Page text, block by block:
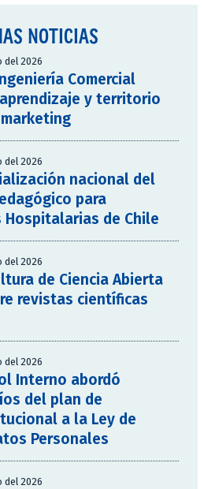
NOTICIAS
del 2026
Comercial
aprendizaje y territorio
del 2026
nacional del
para
Hospitalarias de Chile
del 2026
de Ciencia Abierta
revistas científicas
del 2026
Interno abordó
del plan de
a la Ley de
Personales
del 2026